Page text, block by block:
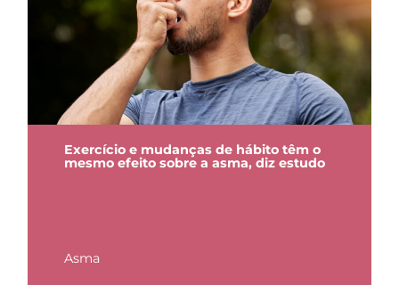
Exercício e mudanças de hábito têm o
mesmo efeito sobre a asma, diz estudo
Asma